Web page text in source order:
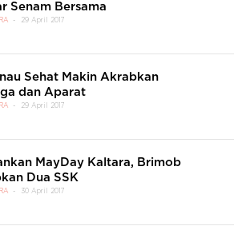
Senam Bersama
29 April 2017
Sehat Makin Akrabkan
dan Aparat
29 April 2017
MayDay Kaltara, Brimob
Dua SSK
30 April 2017